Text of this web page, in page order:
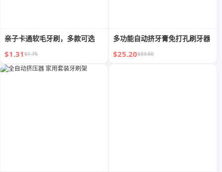
亲子卡通软毛牙刷，多款可选
$1.31$1.75
多功能自动挤牙膏免打孔刷牙器
$25.20$33.60